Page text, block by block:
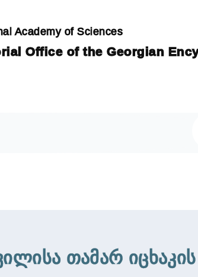
Academy of Sciences
Office of the Georgian
თამარ